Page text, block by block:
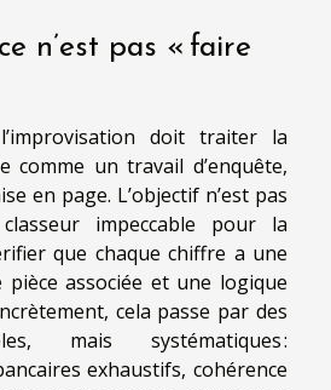
n’est pas « faire
doit traiter la
comme un travail d’enquête,
en page. L’objectif n’est pas
impeccable pour la
que chaque chiffre a une
associée et une logique
cela passe par des
mais systématiques :
exhaustifs, cohérence